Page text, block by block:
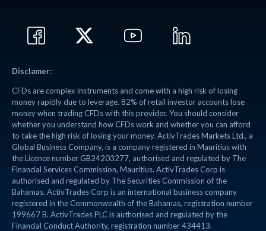
Disclamer:
CFDs are complex instruments and come with a high risk of losing
money rapidly due to leverage. 82% of retail investor accounts lose
money when trading CFDs with this provider. You should consider
whether you understand how CFDs work and whether you can afford
to take the high risk of losing your money. ActivTrades Markets Ltd., a
Global Business Company, is a company registered in Mauritius with
the Licence number GB24203277, authorised and regulated by The
Financial Services Commission, Mauritius. ActivTrades Corp is
authorised and regulated by The Securities Commission of the
Bahamas. ActivTrades Corp is an international business company
registered in the Commonwealth of the Bahamas, registration number
199667 B. ActivTrades PLC is authorised and regulated by the
Financial Conduct Authority, registration number 434413.